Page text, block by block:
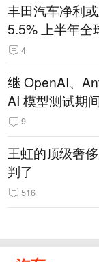
丰田汽车净利
5.5% 上半年全
14.3万辆
4
继 OpenAI、
AI 模型测试期
9
王虹的顶级奢
判了
516